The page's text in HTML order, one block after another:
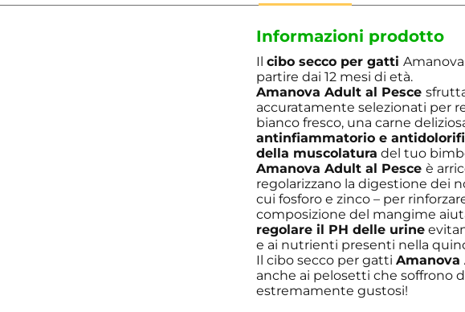
Informazioni prodotto
Ilcibo secco per gatti
partire dai 12 mesi di età.
Amanova Adult al Pesce
accuratamente selezionati per
bianco fresco, una carne
antinfiammatorio e
della muscolatura del tuo
Amanova Adult al Pesceè
regolarizzano la digestione dei
cui fosforo e zinco – per
composizione del mangime
regolare il PH delle urine
e ai nutrienti presenti nella
Il cibo secco per gattiAmanova
anche ai pelosetti che soffrono
estremamente gustosi!